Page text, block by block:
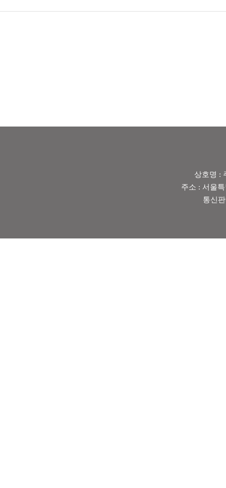
상호명 :
주소 : 서울
통신